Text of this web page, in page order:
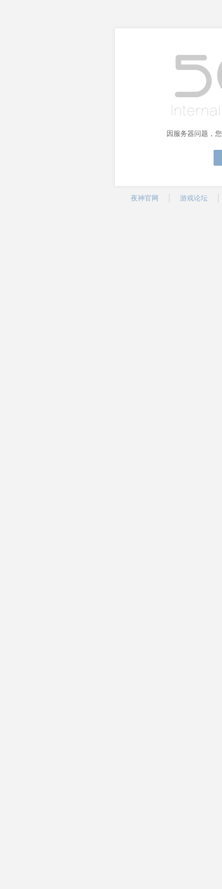
因服务器问题，
夜神官网 游戏论坛